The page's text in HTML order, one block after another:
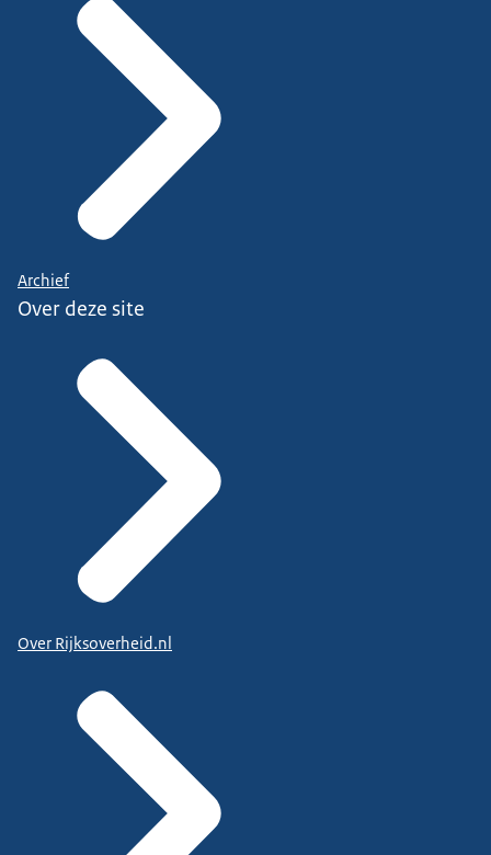
Archief
Over deze site
Over Rijksoverheid.nl